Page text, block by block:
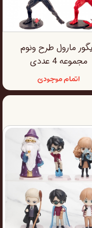
مارول طرح ونوم
مجموعه 4 عددی
اتمام موجودی